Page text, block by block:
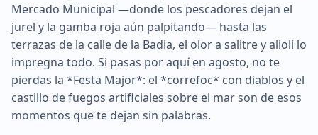
Mercado Municipal —donde los pescadores dejan el
jurel y la gamba roja aún palpitando— hasta las
terrazas de la calle de la Badia, el olor a salitre y alioli lo
impregna todo. Si pasas por aquí en agosto, no te
pierdas la *Festa Major*: el *correfoc* con diablos y el
castillo de fuegos artificiales sobre el mar son de esos
momentos que te dejan sin palabras.